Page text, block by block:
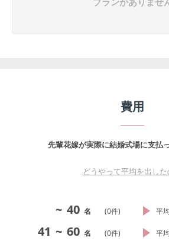
費用
先輩花嫁が実際に結婚式場に支払
どうやって平均を出した
~ 40 名 (0件) 平均
41 ~ 60 名 (0件) 平均